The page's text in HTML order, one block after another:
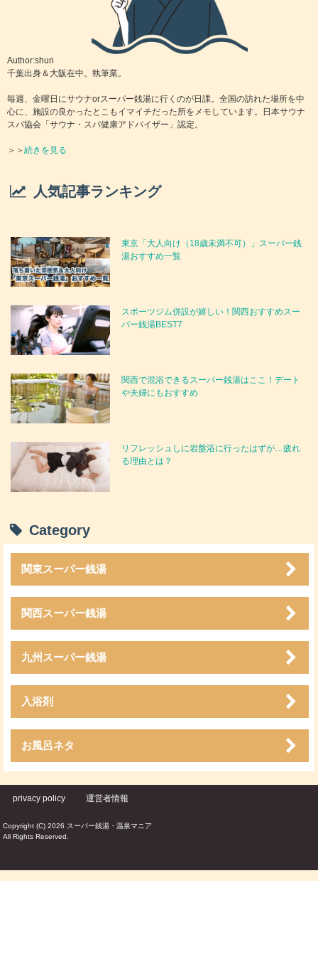
Author:shun
千葉出身＆大阪在中。執筆業。
毎週、金曜日にサウナorスーパー銭湯に行くのが日課。全国の訪れた場所を中
心に、施設の良かったとこもイマイチだった所をメモしています。日本サウナ
スパ協会「サウナ・スパ健康アドバイザー」認定。
＞＞続きを見る
人気記事ランキング
東京「大人向け（18歳未満不可）」スーパー銭
湯おすすめ一覧
スポーツジム併設が嬉しい！関西おすすめスー
パー銭湯BEST7
関西で混浴できるスーパー銭湯はここ！デート
や夫婦にもおすすめ
リフレッシュしに岩盤浴に行ったはずが…疲れ
る理由とは？
Category
関東スーパー銭湯
関西スーパー銭湯
九州スーパー銭湯
入浴剤
お風呂ネタ
privacy policy 運営者情報
Copyright (C) 2026 スーパー銭湯・温泉マニア
All Rights Reserved.